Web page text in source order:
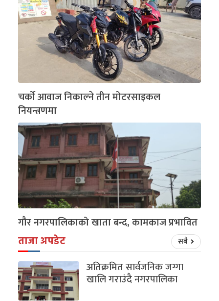
चर्को आवाज निकाल्ने तीन मोटरसाइकल
नियन्त्रणमा
गौर नगरपालिकाको खाता बन्द, कामकाज प्रभावित
ताजा अपडेट सबै
अतिक्रमित सार्वजनिक जग्गा
खालि गराउंदै नगरपालिका